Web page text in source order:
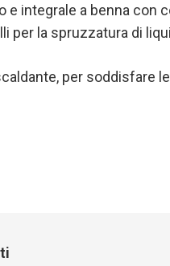
e integrale a benna con
per la spruzzatura di
per soddisfare le